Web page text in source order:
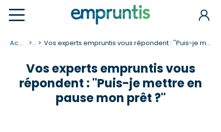
Accueil ... Vos experts empruntis vous répondent : ''Puis-je mettre en pause mon prêt ?''
Vos experts empruntis vous
répondent : ''Puis-je mettre en
pause mon prêt ?''